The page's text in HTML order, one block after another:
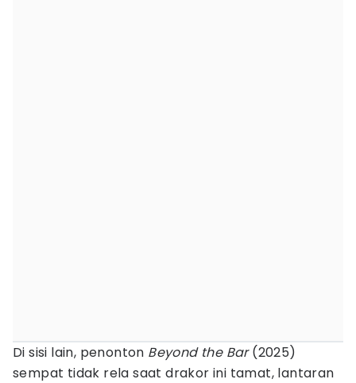
Di sisi lain, penonton Beyond the Bar(2025)
sempat tidak rela saat drakor ini tamat, lantaran